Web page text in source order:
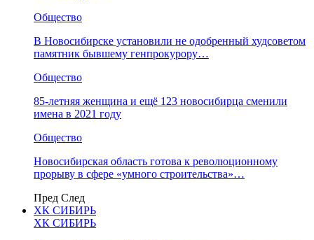
Общество
В Новосибирске установили не одобренный худсоветом
памятник бывшему генпрокурору…
Общество
85-летняя женщина и ещё 123 новосибирца сменили
имена в 2021 году
Общество
Новосибирская область готова к революционному
прорыву в сфере «умного строительства»…
Пред След
ХК СИБИРЬ
ХК СИБИРЬ